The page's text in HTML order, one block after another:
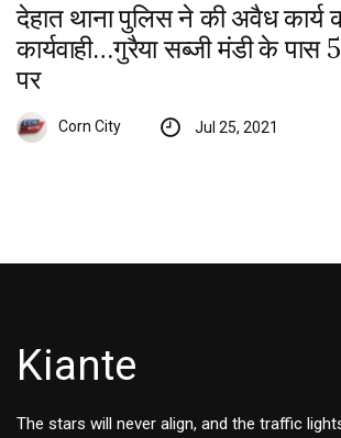
देहात थाना पुलिस ने की अवैध कार्य
कार्यवाही…गुरैया सब्जी मंडी के पास
पर
Corn City Jul 25, 2021
Kiante
The stars will never align, and the traffic